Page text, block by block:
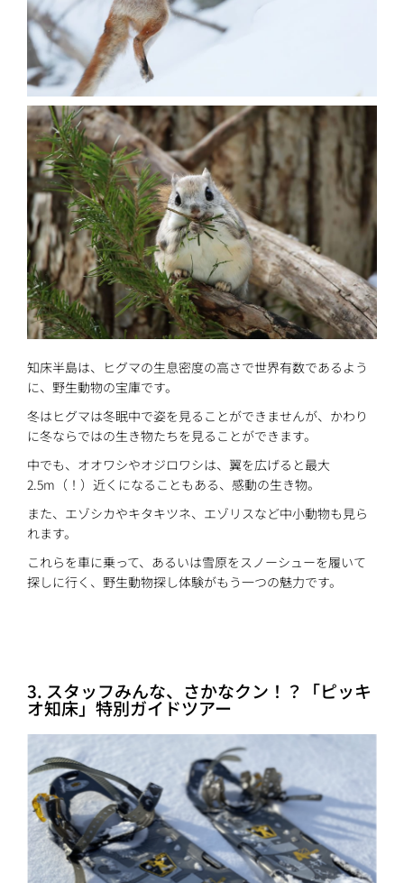
知床半島は、ヒグマの生息密度の高さで世界有数であるよう
に、野生動物の宝庫です。
冬はヒグマは冬眠中で姿を見ることができませんが、かわり
に冬ならではの生き物たちを見ることができます。
中でも、オオワシやオジロワシは、翼を広げると最大
2.5m（！）近くになることもある、感動の生き物。
また、エゾシカやキタキツネ、エゾリスなど中小動物も見ら
れます。
これらを車に乗って、あるいは雪原をスノーシューを履いて
探しに行く、野生動物探し体験がもう一つの魅力です。
3. スタッフみんな、さかなクン！？「ピッキ
オ知床」特別ガイドツアー